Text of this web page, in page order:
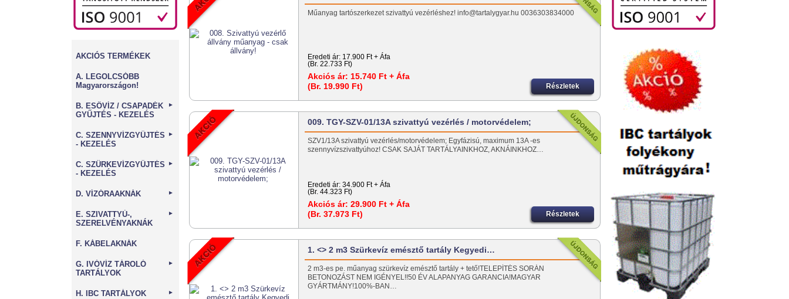
AKCIÓS TERMÉKEK
A. LEGOLCSÓBB
Magyarországon!
B. ESŐVÍZ / CSAPADÉK
GYŰJTÉS - KEZELÉS
►
C. SZENNYVÍZGYŰJTÉS
- KEZELÉS
►
C. SZÜRKEVÍZGYŰJTÉS
- KEZELÉS
►
D. VÍZÓRAAKNÁK ►
E. SZIVATTYÚ-,
SZERELVÉNYAKNÁK
►
F. KÁBELAKNÁK
G. IVÓVÍZ TÁROLÓ
TARTÁLYOK
►
H. IBC TARTÁLYOK ►
Műanyag tartószerkezet szivattyú vezérléshez! info@tartalygyar.hu 0036303834000
Eredeti ár: 17.900 Ft + Áfa
(Br. 22.733 Ft)
Akciós ár: 15.740 Ft + Áfa
(Br. 19.990 Ft)
Részletek
009. TGY-SZV-01/13A szivattyú vezérlés / motorvédelem;
SZV1/13A szivattyú vezérlés/motorvédelem; Egyfázisú, maximum 13A -es
szennyvízszivattyúhoz! CSAK SAJÁT TARTÁLYAINKHOZ, AKNÁINKHOZ…
Eredeti ár: 34.900 Ft + Áfa
(Br. 44.323 Ft)
Akciós ár: 29.900 Ft + Áfa
(Br. 37.973 Ft)
Részletek
1. <> 2 m3 Szürkevíz emésztő tartály Kegyedi…
2 m3-es pe. műanyag szürkevíz emésztő tartály + tető!TELEPÍTÉS SORÁN
BETONOZÁST NEM IGÉNYEL!!50 ÉV ALAPANYAG GARANCIA!MAGYAR
GYÁRTMÁNY!100%-BAN…